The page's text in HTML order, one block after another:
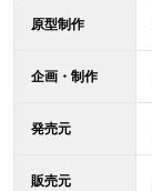
原型制作
企画・制作
発売元
販売元